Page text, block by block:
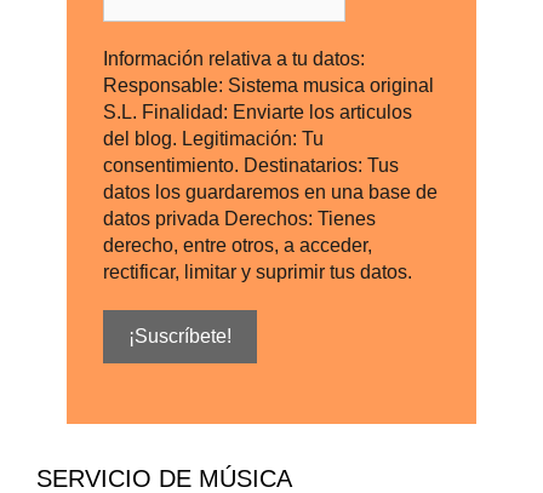
Información relativa a tu datos:
Responsable: Sistema musica original
S.L. Finalidad: Enviarte los articulos
del blog. Legitimación: Tu
consentimiento. Destinatarios: Tus
datos los guardaremos en una base de
datos privada Derechos: Tienes
derecho, entre otros, a acceder,
rectificar, limitar y suprimir tus datos.
SERVICIO DE MÚSICA